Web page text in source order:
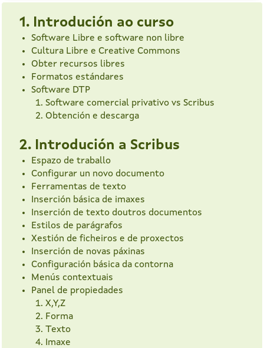
1. Introdución ao curso
Software Libre e software non libre
Cultura Libre e Creative Commons
Obter recursos libres
Formatos estándares
Software DTP
Software comercial privativo vs Scribus
Obtención e descarga
2. Introdución a Scribus
Espazo de traballo
Configurar un novo documento
Ferramentas de texto
Inserción básica de imaxes
Inserción de texto doutros documentos
Estilos de parágrafos
Xestión de ficheiros e de proxectos
Inserción de novas páxinas
Configuración básica da contorna
Menús contextuais
Panel de propiedades
X,Y,Z
Forma
Texto
Imaxe